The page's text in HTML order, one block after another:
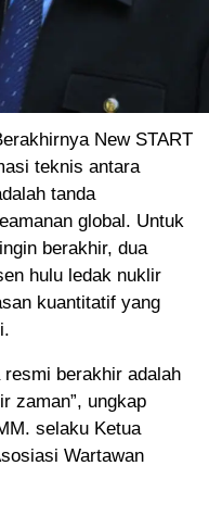
New START
teknis antara
tanda
global. Untuk
berakhir, dua
hulu ledak nuklir
kuantitatif yang
berakhir adalah
zaman”, ungkap
selaku Ketua
Wartawan